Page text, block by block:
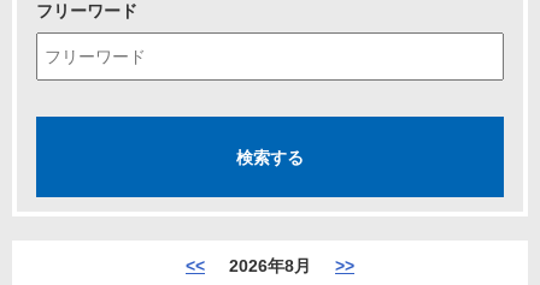
フリーワード
<< 2026年8月 >>